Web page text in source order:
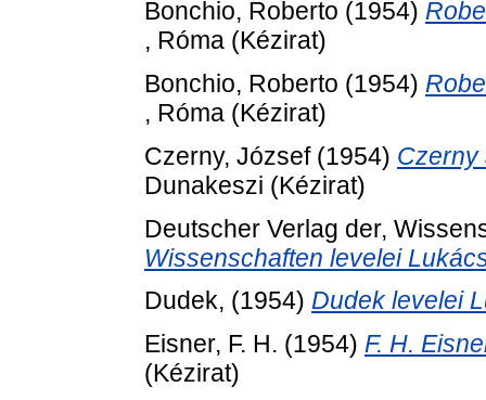
Bonchio, Roberto (1954)
, Róma (Kézirat)
Bonchio, Roberto (1954)
, Róma (Kézirat)
Czerny, József(1954) Czerny
Dunakeszi (Kézirat)
Deutscher Verlag der,
Wissenschaften levelei
Dudek, (1954) Dudek levelei
Eisner, F. H. (1954) F. H.
(Kézirat)